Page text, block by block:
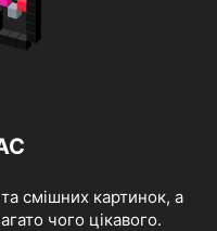
смішних картинок, а
чого цікавого.